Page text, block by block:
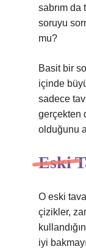
sabrım da
soruyu
mu?
Basit bir
içinde
sadece
gerçekten
olduğunu
Eski
O eski
çizikler,
iyi